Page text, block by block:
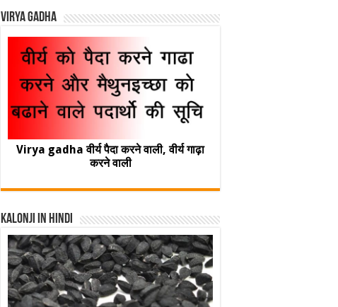
Virya Gadha
Virya gadha वीर्य पैदा करने वाली, वीर्य गाढ़ा
करने वाली
Kalonji In Hindi